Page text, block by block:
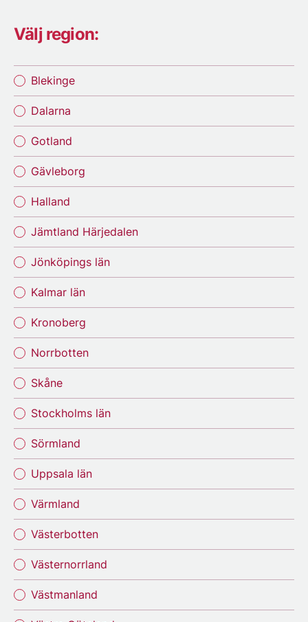
Välj region:
Blekinge
Dalarna
Gotland
Gävleborg
Halland
Jämtland Härjedalen
Jönköpings län
Kalmar län
Kronoberg
Norrbotten
Skåne
Stockholms län
Sörmland
Uppsala län
Värmland
Västerbotten
Västernorrland
Västmanland